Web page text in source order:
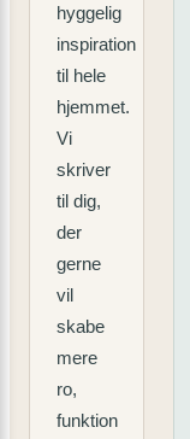
hyggelig
inspiration
til hele
hjemmet.
Vi
skriver
til dig,
der
gerne
vil
skabe
mere
ro,
funktion